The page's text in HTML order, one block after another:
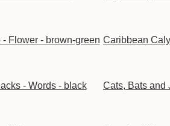
Caribbean
Cats, Bats and